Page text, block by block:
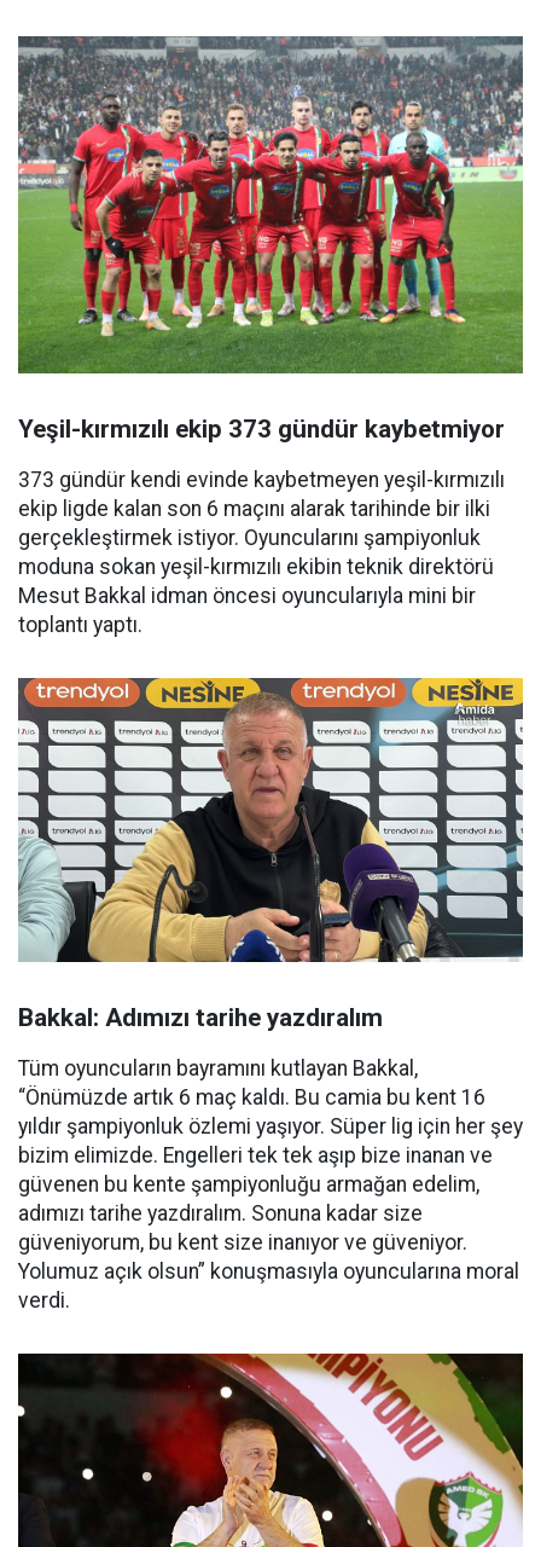
Yeşil-kırmızılı ekip 373 gündür kaybetmiyor
373 gündür kendi evinde kaybetmeyen yeşil-kırmızılı
ekip ligde kalan son 6 maçını alarak tarihinde bir ilki
gerçekleştirmek istiyor. Oyuncularını şampiyonluk
moduna sokan yeşil-kırmızılı ekibin teknik direktörü
Mesut Bakkal idman öncesi oyuncularıyla mini bir
toplantı yaptı.
Bakkal: Adımızı tarihe yazdıralım
Tüm oyuncuların bayramını kutlayan Bakkal,
“Önümüzde artık 6 maç kaldı. Bu camia bu kent 16
yıldır şampiyonluk özlemi yaşıyor. Süper lig için her şey
bizim elimizde. Engelleri tek tek aşıp bize inanan ve
güvenen bu kente şampiyonluğu armağan edelim,
adımızı tarihe yazdıralım. Sonuna kadar size
güveniyorum, bu kent size inanıyor ve güveniyor.
Yolumuz açık olsun” konuşmasıyla oyuncularına moral
verdi.